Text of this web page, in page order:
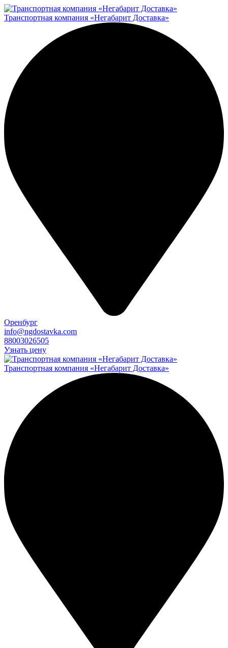
Транспортная компания «Негабарит Доставка»
Оренбург
info@ngdostavka.com
88003026505
Узнать цену
Транспортная компания «Негабарит Доставка»